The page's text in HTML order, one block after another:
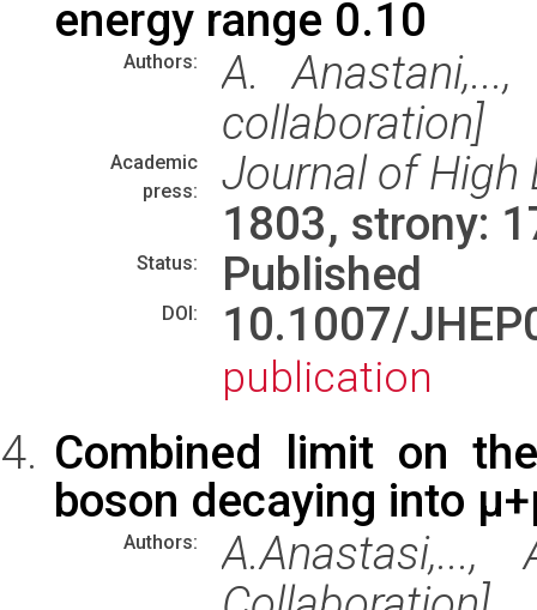
energy range 0.10
Authors:
A.
collaboration]
Academic
press:
Journal of High
1803, strony:
Status: Published
DOI: 10.1007/
publication
Combined limit on
boson decaying into
Authors: